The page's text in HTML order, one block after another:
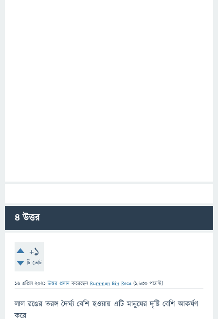
4উত্তর
+1
টি ভোট
16 এপ্রিল 2021 উত্তর প্রদান করেছেন Rumman Bin Reza (1,630 পয়েন্ট)
লাল রঙের তরঙ্গ দৈর্ঘ্য বেশি হওয়ায় এটি মানুষের দৃষ্টি বেশি আকর্ষণ
করে